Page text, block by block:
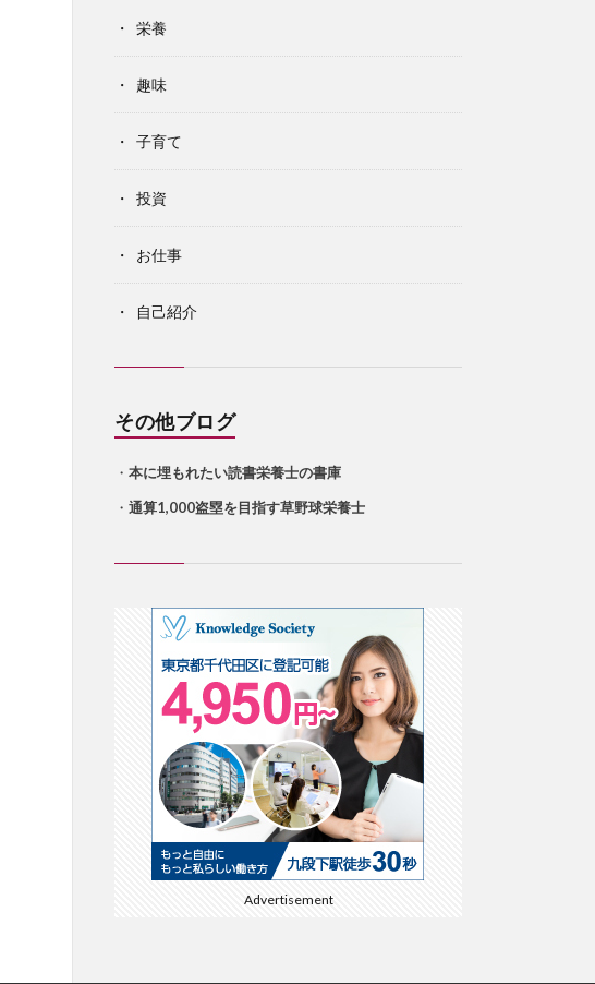
栄養
趣味
子育て
投資
お仕事
自己紹介
その他ブログ
・ 本に埋もれたい読書栄養士の書庫
・ 通算1,000盗塁を目指す草野球栄養士
Advertisement